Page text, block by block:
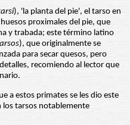
), 'la planta del pie', el tarso en
proximales del pie, que
y trabada; este término latino
), que originalmente se
para secar quesos, pero
recomiendo al lector que
a estos primates se les dio este
tarsos notablemente